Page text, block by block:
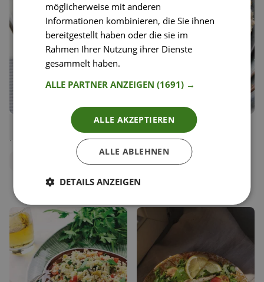
Speichern
Parmesanschnitzel mit
Happy Plates
Redaktionsteam
Liken
Speichern
Eierschwammerln
(Pfifferlingen)
Carina Geppert
möglicherweise mit anderen
Informationen kombinieren, die Sie ihnen
bereitgestellt haben oder die sie im
Rahmen Ihrer Nutzung ihrer Dienste
gesammelt haben.
ALLE PARTNER ANZEIGEN(1691) →
ALLE AKZEPTIEREN
ALLE ABLEHNEN
DETAILS ANZEIGEN